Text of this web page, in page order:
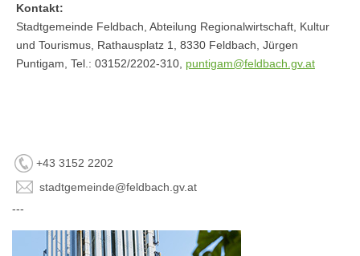
Kontakt:
Stadtgemeinde Feldbach, Abteilung Regionalwirtschaft, Kultur
und Tourismus, Rathausplatz 1, 8330 Feldbach, Jürgen
Puntigam, Tel.: 03152/2202-310, puntigam@feldbach.gv.at
+43 3152 2202
stadtgemeinde@feldbach.gv.at
---